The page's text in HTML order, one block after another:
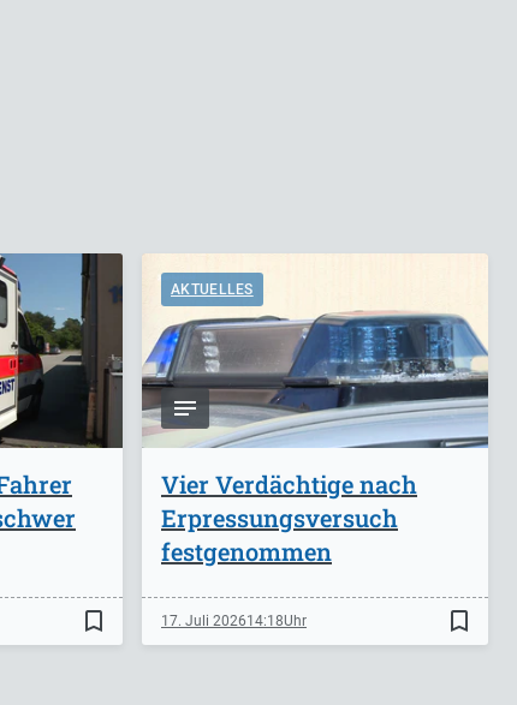
bookmark_border
AKTUELLES
Vier Verdächtige nach
Erpressungsversuch
festgenommen
17. Juli 202614:18 bookmark_border